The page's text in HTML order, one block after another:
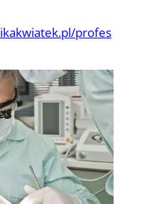
profes